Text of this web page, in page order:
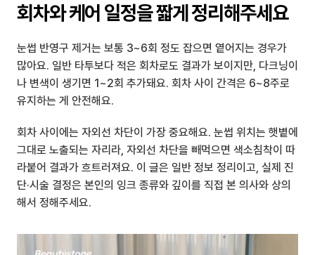
회차와 케어 일정을 짧게 정리해주세요
눈썹 반영구 제거는 보통 3~6회 정도 잡으면 옅어지는 경우가
많아요. 일반 타투보다 적은 회차로도 결과가 보이지만, 다크닝이
나 변색이 생기면 1~2회 추가돼요. 회차 사이 간격은 6~8주로
유지하는 게 안전해요.
회차 사이에는 자외선 차단이 가장 중요해요. 눈썹 위치는 햇볕에
그대로 노출되는 자리라, 자외선 차단을 빼먹으면 색소침착이 따
라붙어 결과가 흐트러져요. 이 글은 일반 정보 정리이고, 실제 진
단·시술 결정은 본인의 잉크 종류와 깊이를 직접 본 의사와 상의
해서 정해주세요.